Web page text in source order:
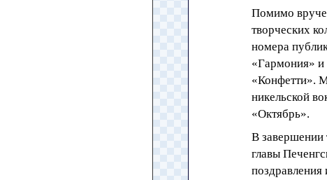
Помимо
творческих
номера
«Гармония» и
«Конфетти».
никельской
«Октябрь».
В завершении
главы